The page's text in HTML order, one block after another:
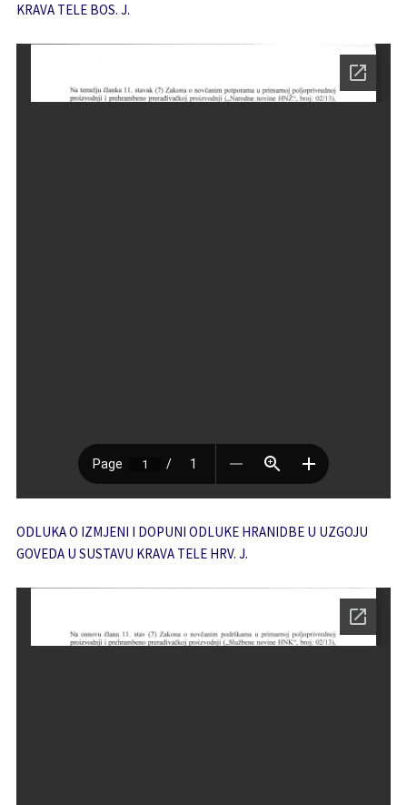
KRAVA TELE BOS. J.
ODLUKA O IZMJENI I DOPUNI ODLUKE HRANIDBE U UZGOJU
GOVEDA U SUSTAVU KRAVA TELE HRV. J.